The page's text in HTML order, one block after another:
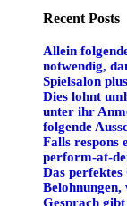
Recent Posts
Allein
notwendig,
Spielsalon
Dies lohnt
unter ihr
folgende
Falls respons
perform-at-
Das
Belohnungen,
Gesprach gibt